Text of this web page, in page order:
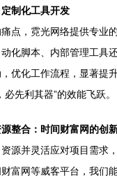
制化工具开发
点，霓光网络提供专业
化脚本、内部管理工具
优化工作流程，显著提
先利其器”的效能飞跃。
整合：时间财富网的创
源并灵活应对项目需求
富网等威客平台，我们